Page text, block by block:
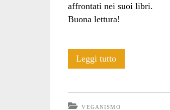
affrontati nei suoi libri.
Buona lettura!
Leggi tuttoVeganismo
VEGANISMO